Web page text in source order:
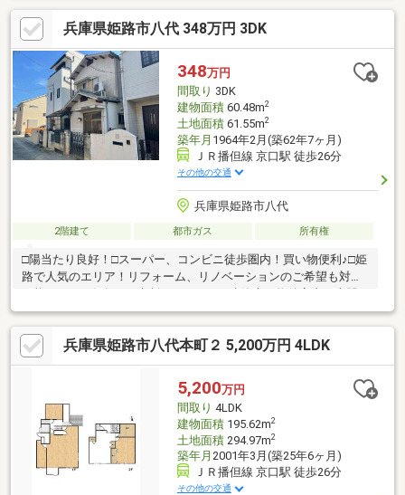
兵庫県姫路市八代 348万円 3DK
348万円
間取り 3DK
建物面積60.48m2
土地面積61.55m2
築年月 1964年2月(築62年7ヶ月)
ＪＲ播但線 京口駅 徒歩26分
その他の交通
兵庫県姫路市八代
2階建て 都市ガス 所有権
□陽当たり良好！□スーパー、コンビニ徒歩圏内！買い物便利♪□姫
路で人気のエリア！リフォーム、リノベーションのご希望も対応
可能！ぜひお気軽にご相談ください。■建築士が物件案内＆専門
的アドバイス付き！建築士と一緒に中古物件を見学できるので、
その場で不安や疑問を解消できます。さらに、物件の状態をしっ
かりチェックする『ホームインスペクション（建物状況調査）』
も実施。安心してスムーズに中古物件を購入できます！※詳しく
は関連リンクをご覧ください。
兵庫県姫路市八代本町２ 5,200万円 4LDK
5,200万円
間取り 4LDK
建物面積195.62m2
土地面積294.97m2
築年月 2001年3月(築25年6ヶ月)
ＪＲ播但線 京口駅 徒歩26分
その他の交通